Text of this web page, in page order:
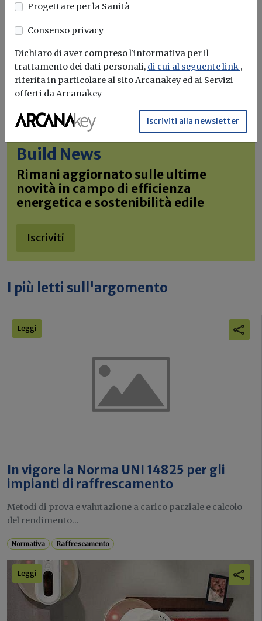
Iscriviti alla newsletter di
Build News
Rimani aggiornato sulle ultime
novità in campo di efficienza
energetica e sostenibilità edile
Iscriviti
I più letti sull'argomento
Leggi
In vigore la Norma UNI 14825 per gli
impianti di raffrescamento
Metodi di prova e valutazione a carico parziale e calcolo
del rendimento...
Normativa Raffrescamento
Leggi
Progettare per la Sanità
Consenso privacy
Dichiaro di aver compreso l'informativa per il
trattamento dei dati personali, di cui al seguente link ,
riferita in particolare al sito Arcanakey ed ai Servizi
offerti da Arcanakey
Iscriviti alla newsletter